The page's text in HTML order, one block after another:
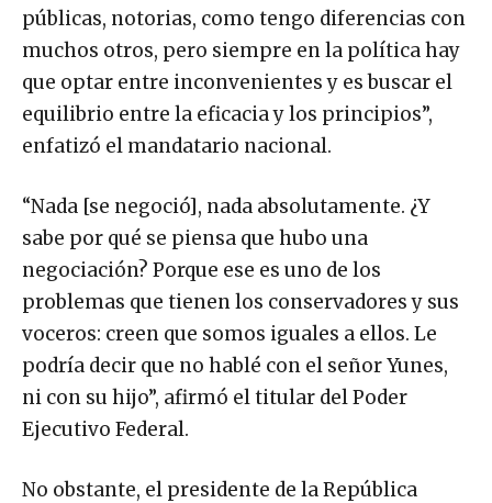
públicas, notorias, como tengo diferencias con
muchos otros, pero siempre en la política hay
que optar entre inconvenientes y es buscar el
equilibrio entre la eficacia y los principios”,
enfatizó el mandatario nacional.
“Nada [se negoció], nada absolutamente. ¿Y
sabe por qué se piensa que hubo una
negociación? Porque ese es uno de los
problemas que tienen los conservadores y sus
voceros: creen que somos iguales a ellos. Le
podría decir que no hablé con el señor Yunes,
ni con su hijo”, afirmó el titular del Poder
Ejecutivo Federal.
No obstante, el presidente de la República